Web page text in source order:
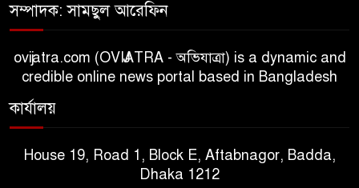
সম্পাদক: সামছুল আরেফিন
ovijatra.com (OVIJATRA - অভিযাত্রা) is a dynamic and
credible online news portal based in Bangladesh
কার্যালয়
House 19, Road 1, Block E, Aftabnagor, Badda,
Dhaka 1212